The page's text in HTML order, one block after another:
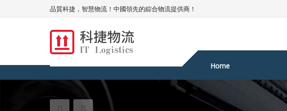
品質科捷，智慧物流！中國領先的綜合物流提供商！
Home